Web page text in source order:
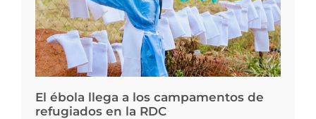
El ébola llega a los campamentos de
refugiados en la RDC